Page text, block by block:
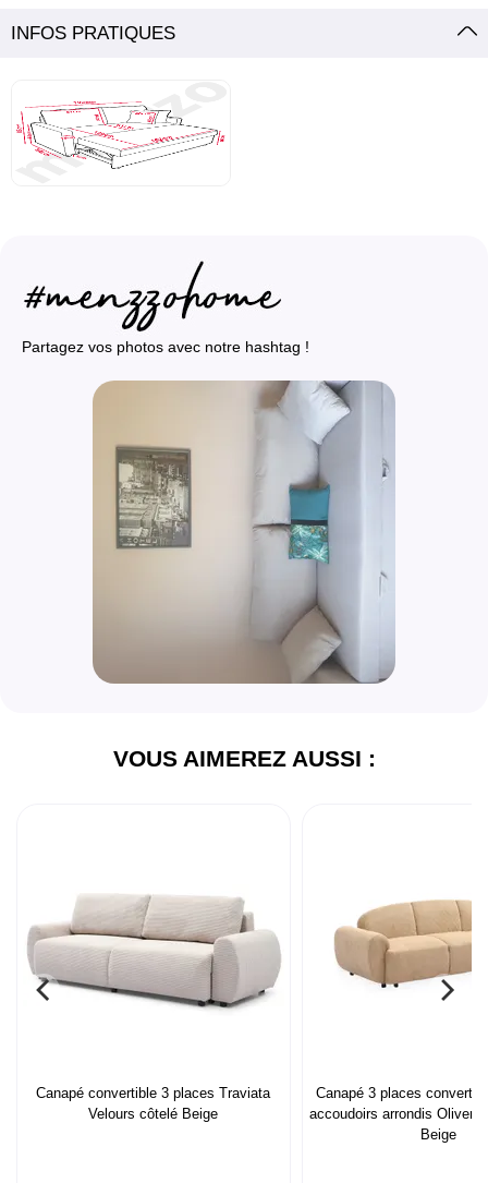
INFOS PRATIQUES
Partagez vos photos avec notre hashtag !
VOUS AIMEREZ AUSSI :
Canapé convertible 3 places Traviata
Velours côtelé Beige
Canapé 3 places
accoudoirs arrondis Oliver
Beige